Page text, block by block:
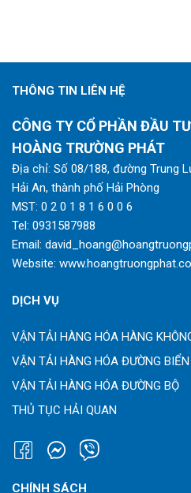
THÔNG TIN LIÊN HỆ
CÔNG TY CỔ PHẦN ĐẦU
HOÀNG TRƯỜNG PHÁT
Địa chỉ: Số 08/188, đường Trung
Hải An, thành phố Hải Phòng
MST: 0 2 0 1 8 1 6 0 0 6
Tel: 0931587988
Email:
Website:
DỊCH VỤ
VẬN TẢI HÀNG HÓA HÀNG
VẬN TẢI HÀNG HÓA ĐƯỜNG BIỂN
VẬN TẢI HÀNG HÓA ĐƯỜNG BỘ
THỦ TỤC HẢI QUAN
CHÍNH SÁCH